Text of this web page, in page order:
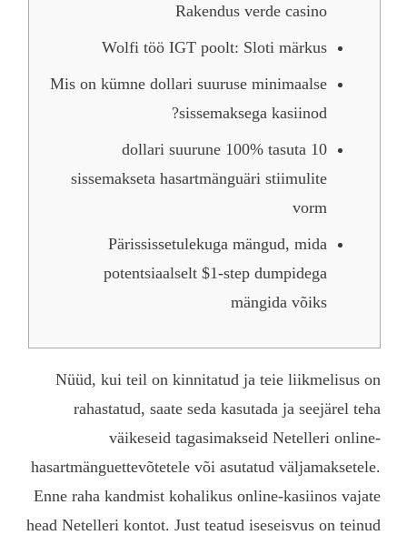
Wolfi töö IGT
Mis on kümne dollari
10 dollari
sissemakseta
potentsiaalselt
Nüüd, kui teil on
rahastatud, saate
väikeseid
hasartmänguettevõtetele
Enne raha kandmist
head Netelleri kontot. Just